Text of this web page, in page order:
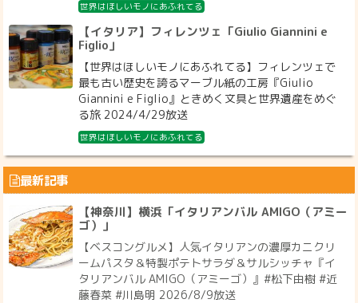
世界はほしいモノにあふれてる
【イタリア】フィレンツェ「Giulio Giannini e
Figlio」
【世界はほしいモノにあふれてる】フィレンツェで
最も古い歴史を誇るマーブル紙の工房『Giulio
Giannini e Figlio』ときめく文具と世界遺産をめぐ
る旅 2024/4/29放送
世界はほしいモノにあふれてる
最新記事
【神奈川】横浜「イタリアンバル AMIGO（アミー
ゴ）」
【ベスコングルメ】人気イタリアンの濃厚カニクリ
ームパスタ＆特製ポテトサラダ＆サルシッチャ『イ
タリアンバル AMIGO（アミーゴ）』#松下由樹 #近
藤春菜 #川島明 2026/8/9放送